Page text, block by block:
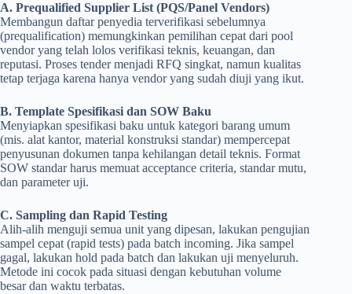
A. Prequalified Supplier List (PQS/Panel Vendors)
Membangun daftar penyedia terverifikasi sebelumnya
(prequalification) memungkinkan pemilihan cepat dari pool
vendor yang telah lolos verifikasi teknis, keuangan, dan
reputasi. Proses tender menjadi RFQ singkat, namun kualitas
tetap terjaga karena hanya vendor yang sudah diuji yang ikut.
B. Template Spesifikasi dan SOW Baku
Menyiapkan spesifikasi baku untuk kategori barang umum
(mis. alat kantor, material konstruksi standar) mempercepat
penyusunan dokumen tanpa kehilangan detail teknis. Format
SOW standar harus memuat acceptance criteria, standar mutu,
dan parameter uji.
C. Sampling dan Rapid Testing
Alih-alih menguji semua unit yang dipesan, lakukan pengujian
sampel cepat (rapid tests) pada batch incoming. Jika sampel
gagal, lakukan hold pada batch dan lakukan uji menyeluruh.
Metode ini cocok pada situasi dengan kebutuhan volume
besar dan waktu terbatas.